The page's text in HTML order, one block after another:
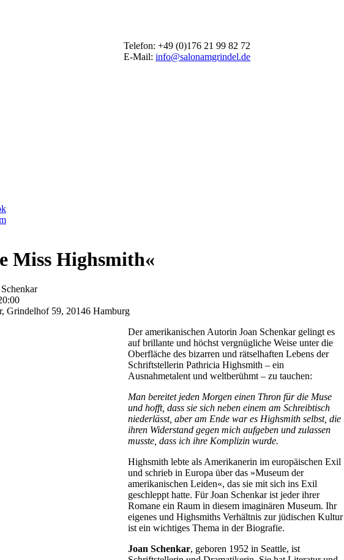
Telefon: +49 (0)176 21 99 82 72
E-Mail:info@salonamgrindel.de
Miss Highsmith«
Grindelhof 59, 20146 Hamburg
Der amerikanischen Autorin Joan Schenkar gelingt es
auf brillante und höchst vergnügliche Weise unter die
Oberfläche des bizarren und rätselhaften Lebens der
Schriftstellerin Pathricia Highsmith – ein
Ausnahmetalent und weltberühmt – zu tauchen:
Man bereitet jeden Morgen einen Thron für die Muse
und hofft, dass sie sich neben einem am Schreibtisch
niederlässt, aber am Ende war es Highsmith selbst, die
ihren Widerstand gegen mich aufgeben und zulassen
musste, dass ich ihre Komplizin wurde.
Highsmith lebte als Amerikanerin im europäischen Exil
und schrieb in Europa über das »Museum der
amerikanischen Leiden«, das sie mit sich ins Exil
geschleppt hatte. Für Joan Schenkar ist jeder ihrer
Romane ein Raum in diesem imaginären Museum. Ihr
eigenes und Highsmiths Verhältnis zur jüdischen Kultur
ist ein wichtiges Thema in der Biografie.
Joan Schenkar, geboren 1952 in Seattle, ist